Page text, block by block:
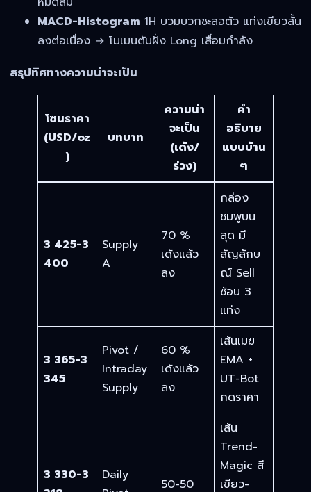
MACD-Histogram 1H บวมบวกชะลอตัว แท่งเขียวสั้น
ลงต่อเนื่อง → โมเมนตัมฝั่ง Long เสื่อมกำลัง
สรุปทิศทางความน่าจะเป็น
โซนราคา
(USD/oz
)
บทบาท
ความน่า
จะเป็น
(เด้ง/
ร่วง)
คำ
อธิบาย
แบบบ้าน
ๆ
3 425-3
400
Supply
A
70 %
เด้งแล้ว
ลง
กล่อง
ชมพูบน
สุด มี
สัญลักษ
ณ์ Sell
ซ้อน 3
แท่ง
3 365-3
345
Pivot /
Intraday
Supply
60 %
เด้งแล้ว
ลง
เส้นเมฆ
EMA +
UT-Bot
กดราคา
3 330-3
Daily
50-50
เส้น
Trend-
Magic สี
เขียว-